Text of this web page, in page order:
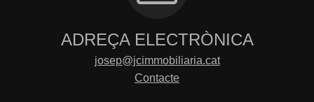
ADREÇA ELECTRÒNICA
josep@jcimmobiliaria.cat
Contacte